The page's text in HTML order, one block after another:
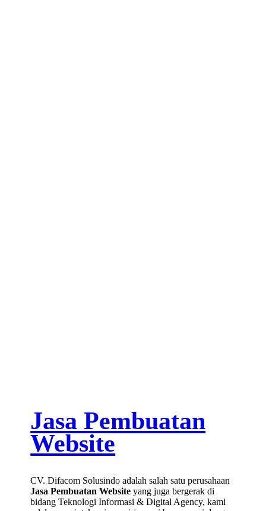
Jasa Pembuatan
Website
CV. Difacom Solusindo adalah salah satu perusahaan
Jasa Pembuatan Website yang juga bergerak di
bidang Teknologi Informasi & Digital Agency, kami